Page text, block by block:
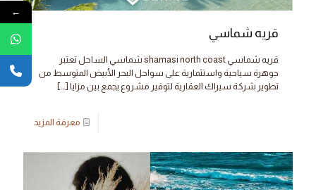
قريه شماسي
قريه شماسي shamasi north coast شماسي الساحل تعتبر
جوهرة سياحية واستثمارية على سواحل البحر الأبيض المتوسط من
تطوير شركة سيراك العقارية لتوفير مشروع يجمع بين مزايا […]
معرفة المزيد
←